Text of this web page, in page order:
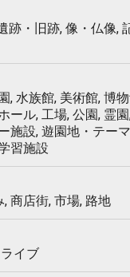
跡・旧跡, 像・仏像,
, 水族館, 美術館, 博
ール, 工場, 公園, 霊
施設, 遊園地・テー
習施設
商店街, 市場, 路地
イブ